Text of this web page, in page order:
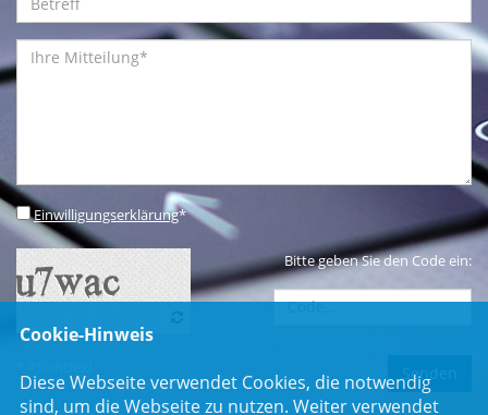
Einwilligungserklärung*
Bitte geben Sie den Code ein:
Cookie-Hinweis
Diese Webseite verwendet Cookies, die notwendig
sind, um die Webseite zu nutzen. Weiter verwendet